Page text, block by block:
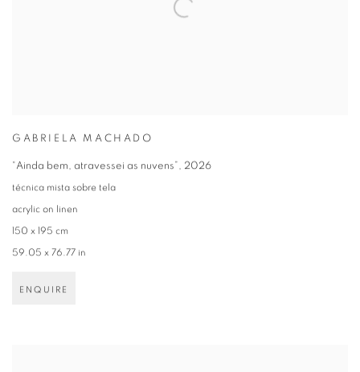
GABRIELA MACHADO
“Ainda bem, atravessei as nuvens” , 2026
técnica mista sobre tela
acrylic on linen
150 x 195 cm
59.05 x 76.77 in
ENQUIRE